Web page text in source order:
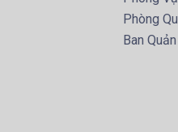
Phòng
Ban